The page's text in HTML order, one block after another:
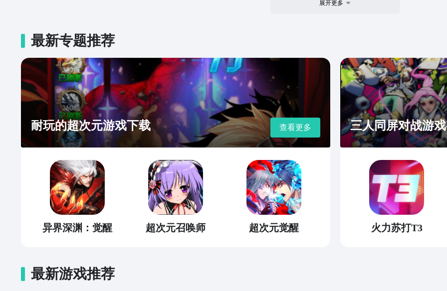
展开更多
最新专题推荐
耐玩的超次元游戏下载 查看更多
异界深渊：觉醒 超次元召唤师 超次元觉醒
三人同屏对战游
火力苏打T3
最新游戏推荐